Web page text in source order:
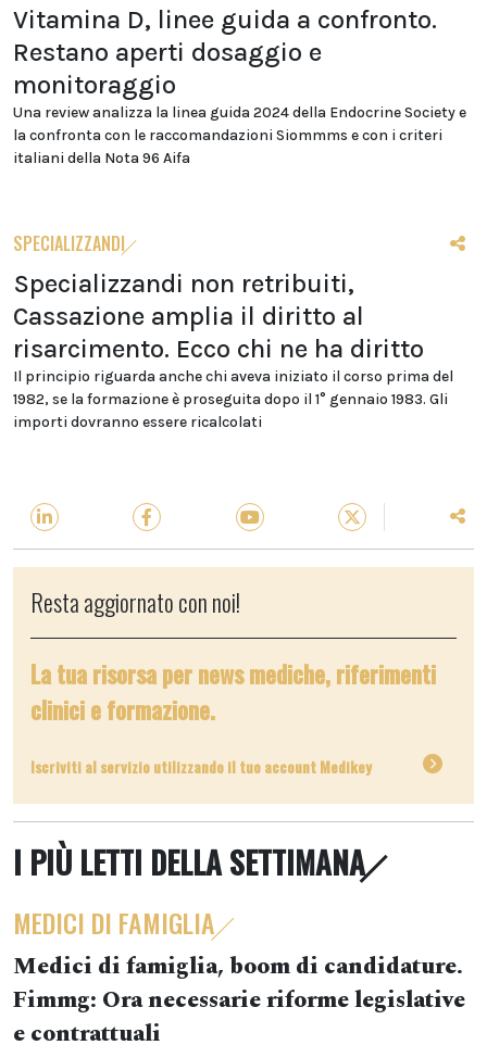
Vitamina D, linee guida a confronto.
Restano aperti dosaggio e
monitoraggio
Una review analizza la linea guida 2024 della Endocrine Society e
la confronta con le raccomandazioni Siommms e con i criteri
italiani della Nota 96 Aifa
SPECIALIZZANDI
Specializzandi non retribuiti,
Cassazione amplia il diritto al
risarcimento. Ecco chi ne ha diritto
Il principio riguarda anche chi aveva iniziato il corso prima del
1982, se la formazione è proseguita dopo il 1° gennaio 1983. Gli
importi dovranno essere ricalcolati
Resta aggiornato con noi!
La tua risorsa per news mediche, riferimenti
clinici e formazione.
Iscriviti al servizio utilizzando il tuo account Medikey
I PIÙ LETTI DELLA SETTIMANA
MEDICI DI FAMIGLIA
Medici di famiglia, boom di candidature.
Fimmg: Ora necessarie riforme legislative
e contrattuali